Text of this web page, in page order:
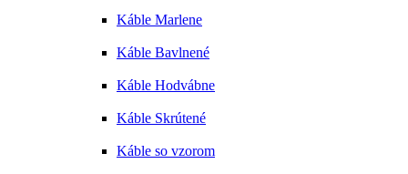
Káble Marlene
Káble Bavlnené
Káble Hodvábne
Káble Skrútené
Káble so vzorom